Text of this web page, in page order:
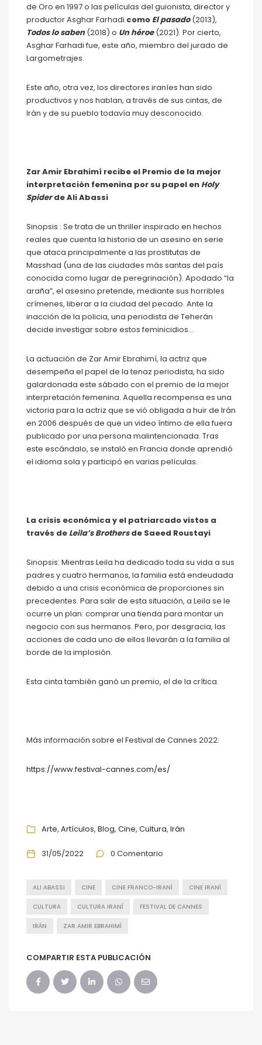
de Oro en 1997 o las películas del guionista, director y
productor Asghar Farhadi como El pasado(2013),
Todos lo saben(2018) o Un héroe(2021). Por cierto,
Asghar Farhadi fue, este año, miembro del jurado de
Largometrajes.
Este año, otra vez, los directores iraníes han sido
productivos y nos hablan, a través de sus cintas, de
Irán y de su pueblo todavía muy desconocido.
Zar Amir Ebrahimí recibe el Premio de la mejor
interpretación femenina por su papel en Holy
Spiderde Ali Abassi
Sinopsis : Se trata de un thriller inspirado en hechos
reales que cuenta la historia de un asesino en serie
que ataca principalmente a las prostitutas de
Masshad (una de las ciudades más santas del país
conocida como lugar de peregrinación). Apodado “la
araña”, el asesino pretende, mediante sus horribles
crímenes, liberar a la ciudad del pecado. Ante la
inacción de la policia, una periodista de Teherán
decide investigar sobre estos feminicidios…
La actuación de Zar Amir Ebrahimí, la actriz que
desempeña el papel de la tenaz periodista, ha sido
galardonada este sábado con el premio de la mejor
interpretación femenina. Aquella recompensa es una
victoria para la actriz que se vió obligada a huir de Irán
en 2006 después de que un video íntimo de ella fuera
publicado por una persona malintencionada. Tras
este escándalo, se instaló en Francia donde aprendió
el idioma sola y participó en varias películas.
La crisis económica y el patriarcado vistos a
través de Leila’s Brothersde Saeed Roustayi
Sinopsis: Mientras Leila ha dedicado toda su vida a sus
padres y cuatro hermanos, la familia está endeudada
debido a una crisis económica de proporciones sin
precedentes. Para salir de esta situación, a Leila se le
ocurre un plan: comprar una tienda para montar un
negocio con sus hermanos. Pero, por desgracia, las
acciones de cada uno de ellos llevarán a la familia al
borde de la implosión.
Esta cinta también ganó un premio, el de la crítica.
Más información sobre el Festival de Cannes 2022:
https://www.festival-cannes.com/es/
Arte Artículos Blog Cine Cultura Irán
31/05/2022 0 Comentario
ALI ABASSI CINE CINE FRANCO-IRANÍ CINE IRANÍ
CULTURA CULTURA IRANÍ FESTIVAL DE CANNES
IRÁN ZAR AMIR EBRAHIMÍ
COMPARTIR ESTA PUBLICACIÓN